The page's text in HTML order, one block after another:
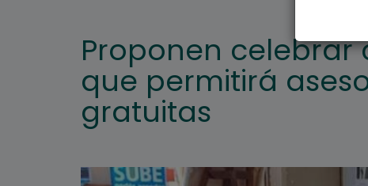
Proponen celebrar
que permitirá
gratuitas